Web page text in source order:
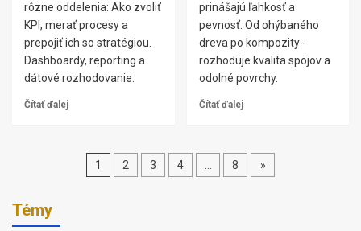
rôzne oddelenia: Ako zvoliť
KPI, merať procesy a
prepojiť ich so stratégiou.
Dashboardy, reporting a
dátové rozhodovanie.
Čítať ďalej
prinášajú ľahkosť a
pevnosť. Od ohýbaného
dreva po kompozity -
rozhoduje kvalita spojov a
odolné povrchy.
Čítať ďalej
Stránkovanie
1 2 3 4 8 »
Témy